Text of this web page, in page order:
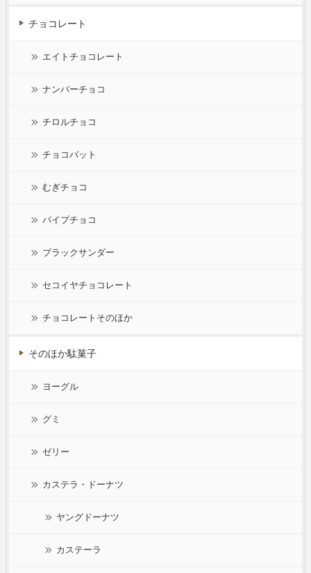
チョコレート
エイトチョコレート
ナンバーチョコ
チロルチョコ
チョコバット
むぎチョコ
パイプチョコ
ブラックサンダー
セコイヤチョコレート
チョコレートそのほか
そのほか駄菓子
ヨーグル
グミ
ゼリー
カステラ・ドーナツ
ヤングドーナツ
カステーラ